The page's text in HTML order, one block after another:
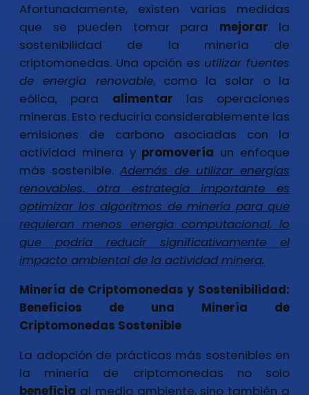
Afortunadamente, existen varias medidas
que se pueden tomar para mejorar la
sostenibilidad de la minería de
criptomonedas. Una opción es utilizar fuentes
de energía renovable, como la solar o la
eólica, para alimentar las operaciones
mineras. Esto reduciría considerablemente las
emisiones de carbono asociadas con la
actividad minera y promovería un enfoque
más sostenible. Además de utilizar energías
renovables, otra estrategia importante es
optimizar los algoritmos de minería para que
requieran menos energía computacional, lo
que podría reducir significativamente el
impacto ambiental de la actividad minera.
Minería de Criptomonedas y Sostenibilidad:
Beneficios de una Minería de
Criptomonedas Sostenible
La adopción de prácticas más sostenibles en
la minería de criptomonedas no solo
beneficia al medio ambiente, sino también a